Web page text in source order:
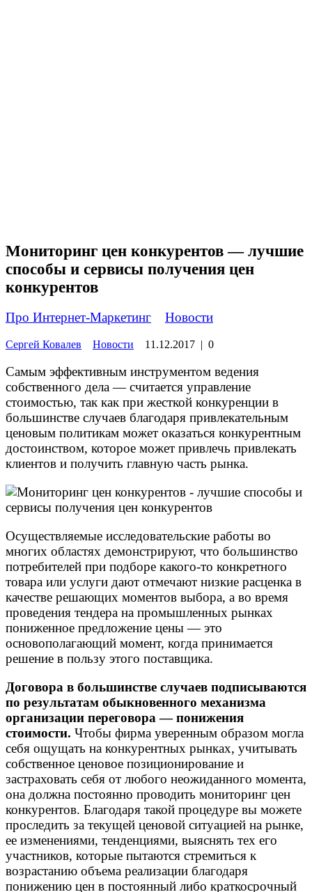
Мониторинг цен конкурентов — лучшие
способы и сервисы получения цен
конкурентов
Про Интернет-Маркетинг Новости
Сергей Ковалев Новости 11.12.2017 | 0
Самым эффективным инструментом ведения
собственного дела — считается управление
стоимостью, так как при жесткой конкуренции в
большинстве случаев благодаря привлекательным
ценовым политикам может оказаться конкурентным
достоинством, которое может привлечь привлекать
клиентов и получить главную часть рынка.
Осуществляемые исследовательские работы во
многих областях демонстрируют, что большинство
потребителей при подборе какого-то конкретного
товара или услуги дают отмечают низкие расценка в
качестве решающих моментов выбора, а во время
проведения тендера на промышленных рынках
пониженное предложение цены — это
основополагающий момент, когда принимается
решение в пользу этого поставщика.
Договора в большинстве случаев подписываются
по результатам обыкновенного механизма
организации переговора — понижения
стоимости. Чтобы фирма уверенным образом могла
себя ощущать на конкурентных рынках, учитывать
собственное ценовое позиционирование и
застраховать себя от любого неожиданного момента,
она должна постоянно проводить мониторинг цен
конкурентов. Благодаря такой процедуре вы можете
проследить за текущей ценовой ситуацией на рынке,
ее изменениями, тенденциями, выяснять тех его
участников, которые пытаются стремиться к
возрастанию объема реализации благодаря
понижению цен в постоянный либо краткосрочный